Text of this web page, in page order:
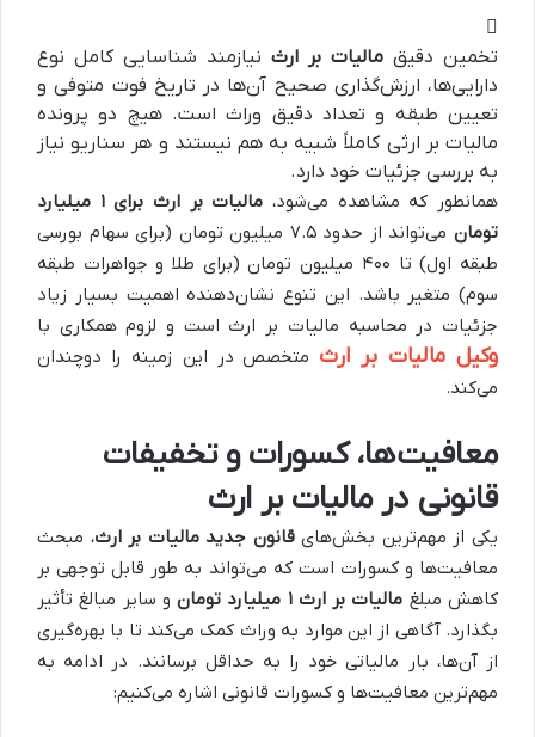
تخمین دقیق مالیات بر ارث نیازمند شناسایی کامل نوع
دارایی‌ها، ارزش‌گذاری صحیح آن‌ها در تاریخ فوت متوفی و
تعیین طبقه و تعداد دقیق وراث است. هیچ دو پرونده
مالیات بر ارثی کاملاً شبیه به هم نیستند و هر سناریو نیاز
به بررسی جزئیات خود دارد.
همانطور که مشاهده می‌شود،
مالیات بر ارث برای ۱ میلیارد
تومان
می‌تواند از حدود ۷.۵ میلیون تومان (برای سهام بورسی
طبقه اول) تا ۴۰۰ میلیون تومان (برای طلا و جواهرات طبقه
سوم) متغیر باشد. این تنوع نشان‌دهنده اهمیت بسیار زیاد
جزئیات در محاسبه مالیات بر ارث است و لزوم همکاری با
وکیل مالیات بر ارث متخصص در این زمینه را دوچندان
می‌کند.
معافیت‌ها، کسورات و تخفیفات
قانونی در مالیات بر ارث
یکی از مهم‌ترین بخش‌هایقانون جدید مالیات بر ارث، مبحث
معافیت‌ها و کسورات است که می‌تواند به طور قابل توجهی بر
کاهش مبلغ مالیات بر ارث ۱ میلیارد تومان
و سایر مبالغ تأثیر
بگذارد. آگاهی از این موارد به وراث کمک می‌کند تا با بهره‌گیری
از آن‌ها، بار مالیاتی خود را به حداقل برسانند. در ادامه به
مهم‌ترین معافیت‌ها و کسورات قانونی اشاره می‌کنیم: